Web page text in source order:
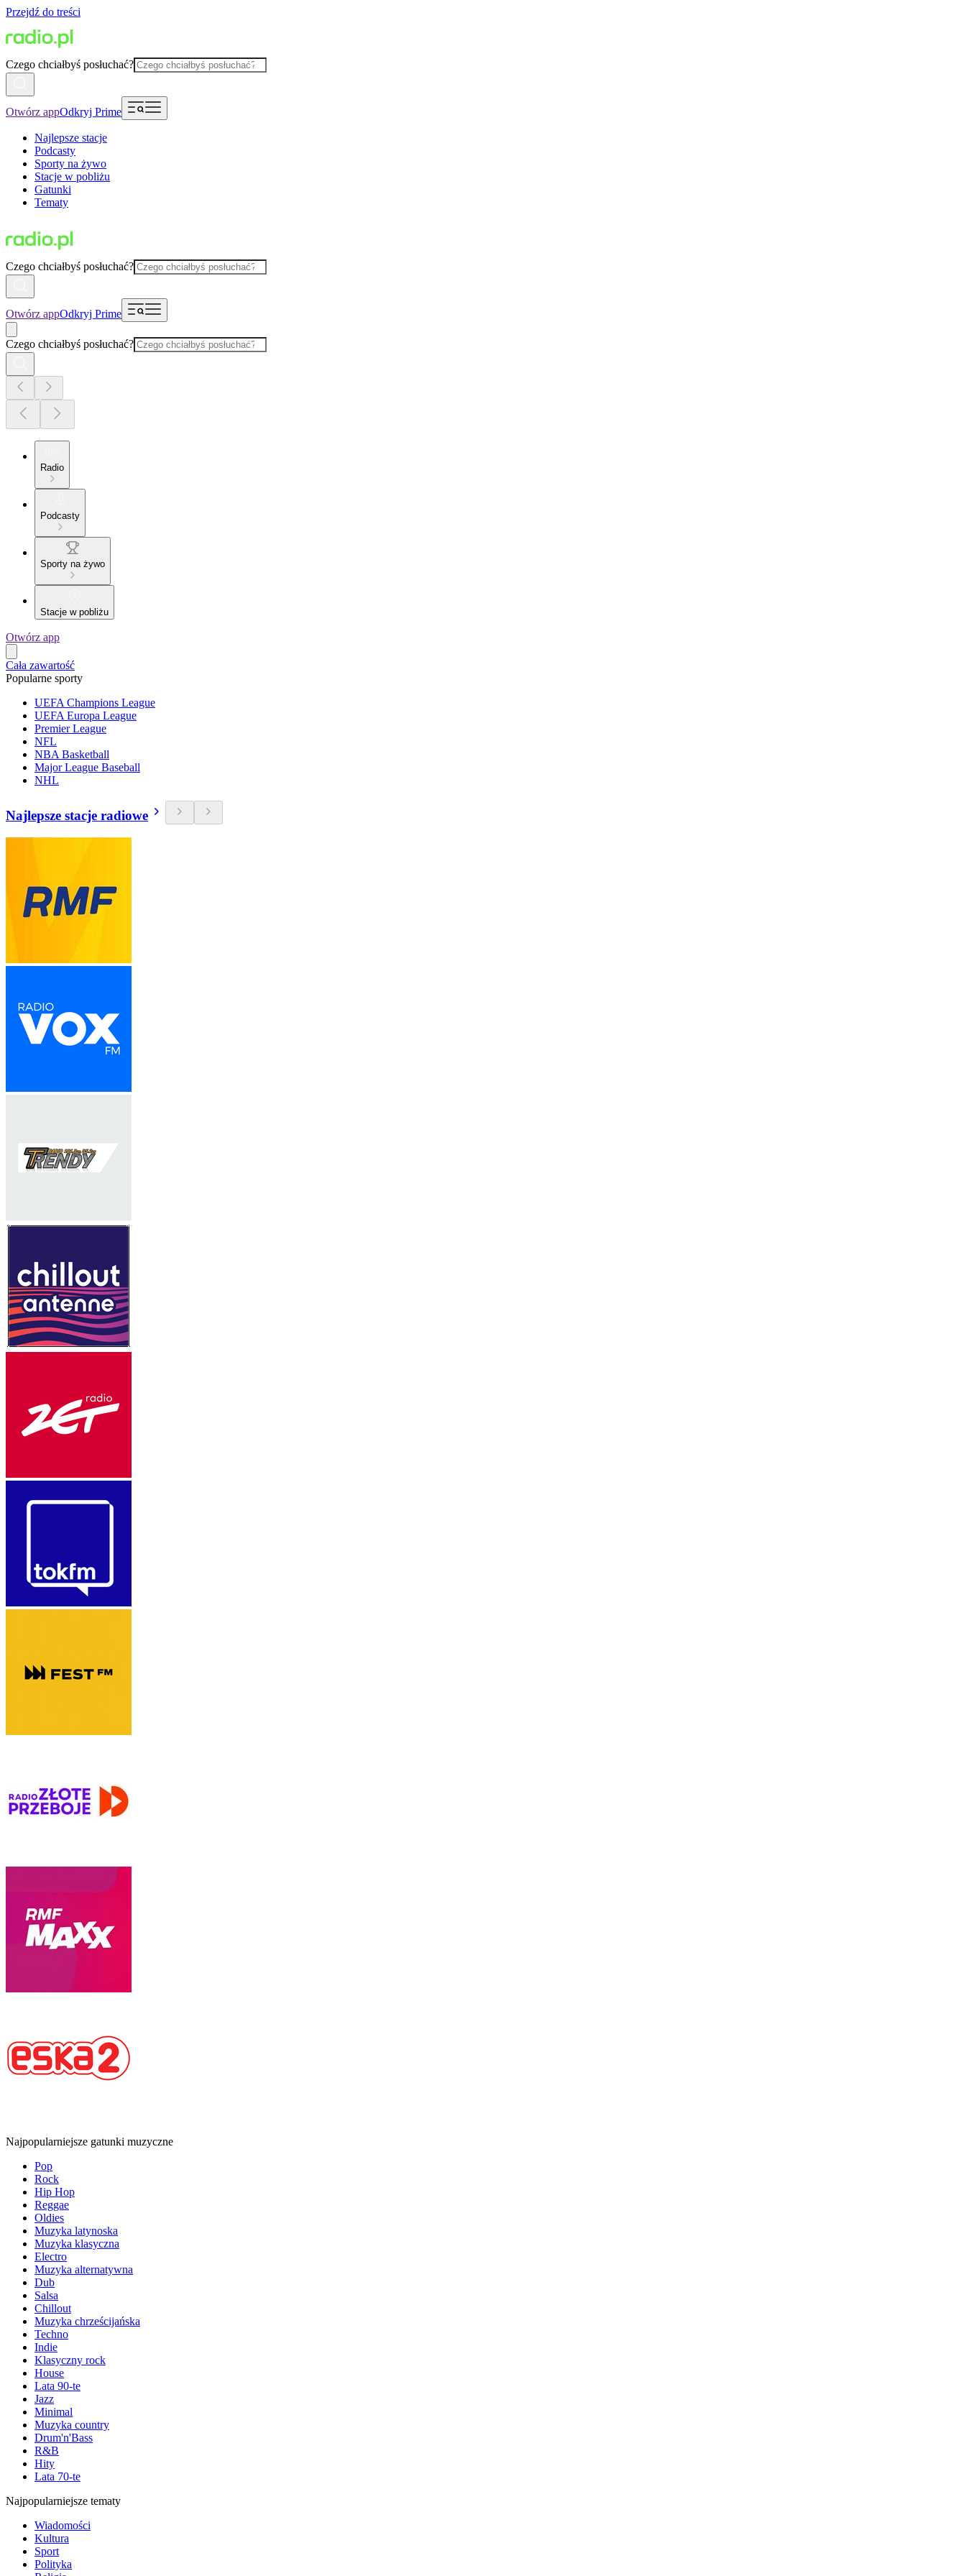
Przejdź do treści
Czego chciałbyś posłuchać?
Otwórz appOdkryj Prime
Najlepsze stacje
Podcasty
Sporty na żywo
Stacje w pobliżu
Gatunki
Tematy
Czego chciałbyś posłuchać?
Otwórz appOdkryj Prime
Czego chciałbyś posłuchać?
Radio
Podcasty
Sporty na żywo
Stacje w pobliżu
Otwórz app
Cała zawartość
Popularne sporty
UEFA Champions League
UEFA Europa League
Premier League
NFL
NBA Basketball
Major League Baseball
NHL
Najlepsze stacje radiowe
Najpopularniejsze gatunki muzyczne
Pop
Rock
Hip Hop
Reggae
Oldies
Muzyka latynoska
Muzyka klasyczna
Electro
Muzyka alternatywna
Dub
Salsa
Chillout
Muzyka chrześcijańska
Techno
Indie
Klasyczny rock
House
Lata 90-te
Jazz
Minimal
Muzyka country
Drum'n'Bass
R&B
Hity
Lata 70-te
Najpopularniejsze tematy
Wiadomości
Kultura
Sport
Polityka